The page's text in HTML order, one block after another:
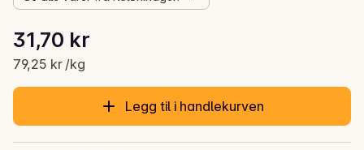
Gjeldende pris er: 31,70 kr
31,70 kr
79,25 kr /kg
Stykkpris: 79,25 kr /kg
Legg til i handlekurven